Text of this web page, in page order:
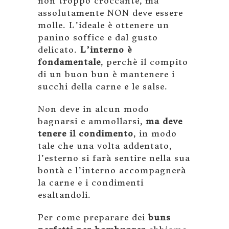
assolutamente NON deve essere
molle. L’ideale è ottenere un
panino soffice e dal gusto
delicato. L’interno è
fondamentale, perchè il compito
di un buon bun è mantenere i
succhi della carne e le salse.
Non deve in alcun modo
bagnarsi e ammollarsi, ma deve
tenere il condimento, in modo
tale che una volta addentato,
l’esterno si farà sentire nella sua
bontà e l’interno accompagnerà
la carne e i condimenti
esaltandoli.
Per come preparare deibuns